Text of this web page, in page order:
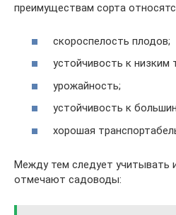
преимуществам сорта
скороспелость плодов;
устойчивость к низким
урожайность;
устойчивость к
хорошая
Между тем следует учитывать
отмечают садоводы: